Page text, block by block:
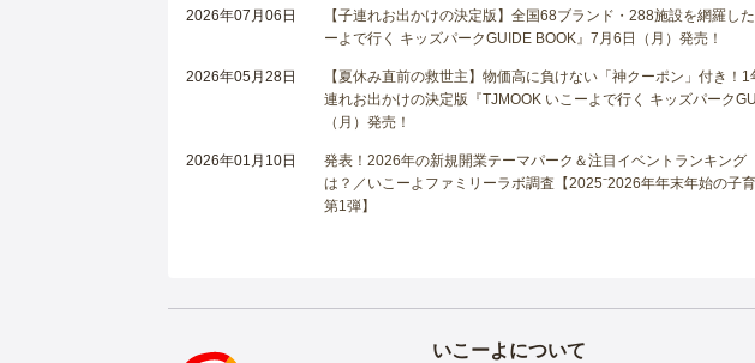
2026年07月06日
【子連れお出かけの決定版】全国68ブランド・288施設を網羅し
ーよで行く キッズパークGUIDE BOOK』7月6日（月）発売！
2026年05月28日
【夏休み直前の救世主】物価高に負けない「神クーポン」付き！1
連れお出かけの決定版『TJMOOK いこーよで行く キッズパーク
（月）発売！
2026年01月10日
発表！2026年の新規開業テーマパーク＆注目イベントランキン
は？／いこーよファミリーラボ調査【2025⁻2026年年末年始の子
第1弾】
いこーよについて